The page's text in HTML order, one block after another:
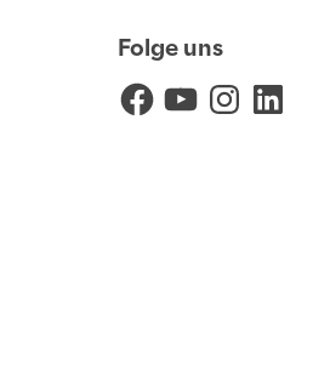
Folge uns
FacebookYouTubeInstagramLinkedIn